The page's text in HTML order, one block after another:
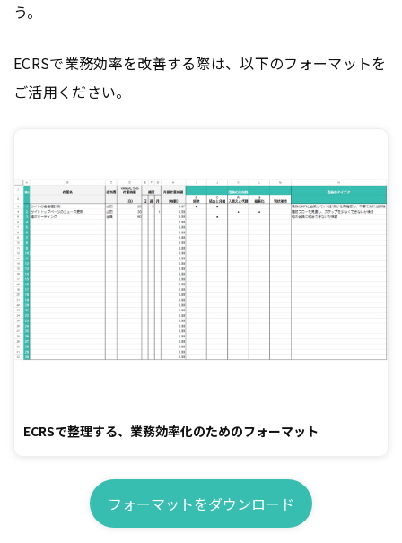
う。
ECRSで業務効率を改善する際は、以下のフォーマットを
ご活用ください。
ECRSで整理する、業務効率化のためのフォーマット
フォーマットをダウンロード